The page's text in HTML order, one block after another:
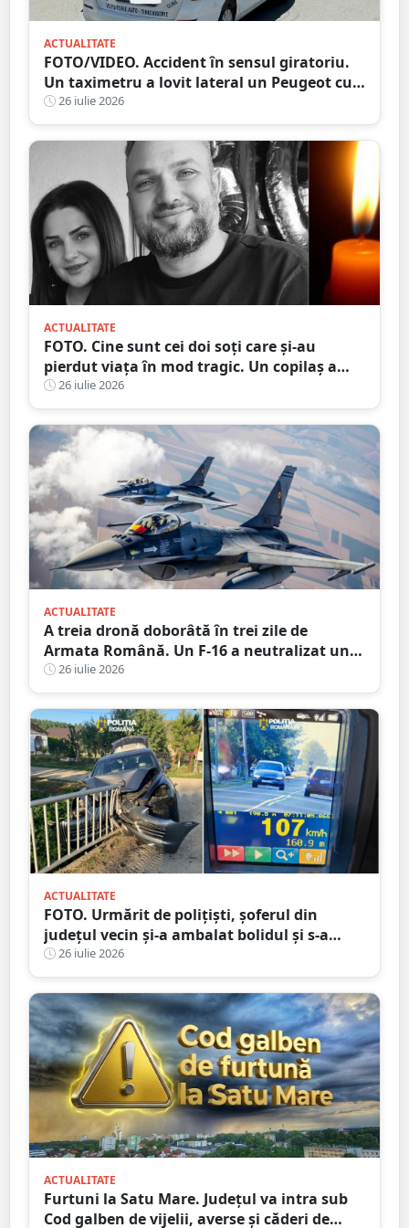
ACTUALITATE
FOTO/VIDEO. Accident în sensul giratoriu.
Un taximetru a lovit lateral un Peugeot cu
numere străine. Eternele parlamentări în
mijlocul intersecției
26 iulie 2026
ACTUALITATE
FOTO. Cine sunt cei doi soți care și-au
pierdut viața în mod tragic. Un copilaș a
rămas orfan. Au căzut de pe motocicletă, în
județul vecin
26 iulie 2026
ACTUALITATE
A treia dronă doborâtă în trei zile de
Armata Română. Un F-16 a neutralizat un
aparat fără pilot deasupra Mării Negre
26 iulie 2026
ACTUALITATE
FOTO. Urmărit de polițiști, șoferul din
județul vecin și-a ambalat bolidul și s-a
oprit într-un cap de pod. Apoi a luat-o la
fugă
26 iulie 2026
ACTUALITATE
Furtuni la Satu Mare. Județul va intra sub
Cod galben de vijelii, averse și căderi de